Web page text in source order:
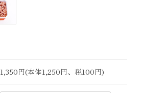
1,350円(本体1,250円、税100円)